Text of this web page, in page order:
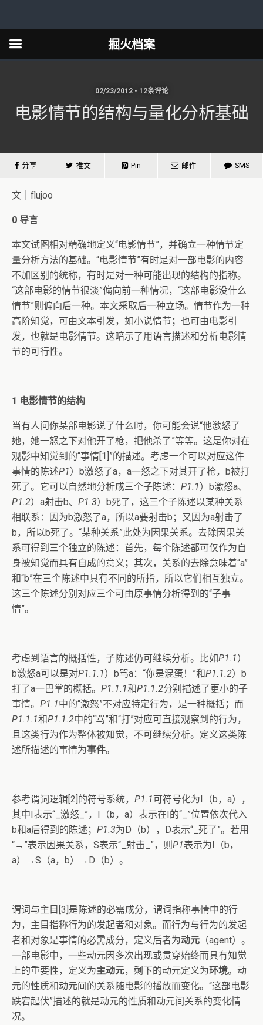
02/23/2012 • 12条评论
电影情节的结构与量化分析基础
分享 推文 Pin 邮件 SMS
文｜flujoo
0 导言
本文试图相对精确地定义“电影情节”，并确立一种情节定
量分析方法的基础。“电影情节”有时是对一部电影的内容
不加区别的统称，有时是对一种可能出现的结构的指称。
“这部电影的情节很淡”偏向前一种情况，“这部电影没什么
情节”则偏向后一种。本文采取后一种立场。情节作为一种
高阶知觉，可由文本引发，如小说情节；也可由电影引
发，也就是电影情节。这暗示了用语言描述和分析电影情
节的可行性。
1 电影情节的结构
当有人问你某部电影说了什么时，你可能会说“他激怒了
她，她一怒之下对他开了枪，把他杀了”等等。这是你对在
观影中知觉到的“事情[1]”的描述。考虑一个可以对应这件
事情的陈述P1）b激怒了a，a一怒之下对其开了枪，b被打
死了。它可以自然地分析成三个子陈述： P1.1）b激怒a、
P1.2）a射击b、 P1.3）b死了，这三个子陈述以某种关系
相联系：因为b激怒了a，所以a要射击b；又因为a射击了
b，所以b死了。“某种关系”此处为因果关系。去除因果关
系可得到三个独立的陈述：首先，每个陈述都可仅作为自
身被知觉而具有自成的意义；其次，关系的去除意味着“a”
和“b”在三个陈述中具有不同的所指，所以它们相互独立。
这三个陈述分别对应三个可由原事情分析得到的“子事
情”。
考虑到语言的概括性，子陈述仍可继续分析。比如P1.1）
b激怒a可以是对P1.1.1）b骂a：“你是混蛋！”和P1.1.2）b
打了a一巴掌的概括。 P1.1.1和P1.1.2分别描述了更小的子
事情。 P1.1中的“激怒”不对应特定行为，是一种概括；而
P1.1.1和P1.1.2中的“骂”和“打”对应可直接观察到的行为，
且这类行为作为整体被知觉，不可继续分析。定义这类陈
述所描述的事情为事件。
参考谓词逻辑[2]的符号系统， P1.1可符号化为I（b，a），
其中I表示“_激怒_”，I（b，a）表示在I的“_”位置依次代入
b和a后得到的陈述； P1.3为D（b），D表示“_死了”。若用
“→”表示因果关系，S表示“_射击_”，则 P1表示为I（b，
a）→S（a，b）→D（b）。
谓词与主目[3]是陈述的必需成分，谓词指称事情中的行
为，主目指称行为的发起者和对象。而行为与行为的发起
者和对象是事情的必需成分，定义后者为动元 （agent）。
一部电影中，一些动元因多次出现或贯穿始终而具有知觉
上的重要性，定义为主动元，剩下的动元定义为环境。动
元的性质和动元间的关系随电影的播放而变化。“这部电影
跌宕起伏”描述的就是动元的性质和动元间关系的变化情
况。
掘火档案